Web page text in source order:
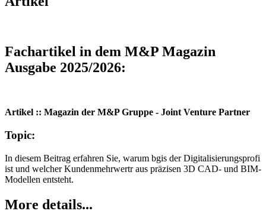
Fachartikel in dem M&P Magazin
Ausgabe 2025/2026:
Artikel :: Magazin der M&P Gruppe - Joint Venture Partner
Topic:
In diesem Beitrag erfahren Sie, warum bgis der Digitalisierungsprofi
ist und welcher Kundenmehrwertr aus präzisen 3D CAD- und BIM-
Modellen entsteht.
More details...